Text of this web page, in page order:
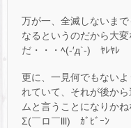
万が一、全滅しないま
なるというのだから大
だ・・・ﾍ(-′д`-)ゝﾔﾚﾔﾚ
更に、一見何でもない
れていて、それが後か
ムと言うことになりか
Σ(￣ロ￣lll) ｶﾞﾋﾞｰﾝ